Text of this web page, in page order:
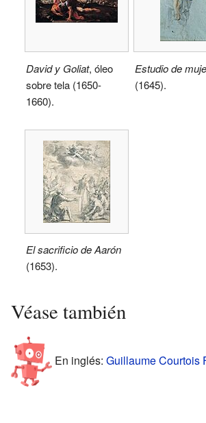
David y Goliat, óleo
sobre tela (1650-
1660).
Estudio de
(1645).
El sacrificio de Aarón
(1653).
Véase también
En inglés: Guillaume Courtois